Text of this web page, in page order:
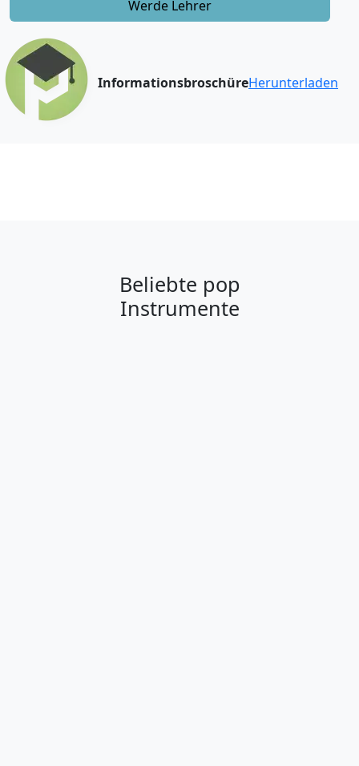
Werde Lehrer
InformationsbroschüreHerunterladen
Beliebte pop
Instrumente